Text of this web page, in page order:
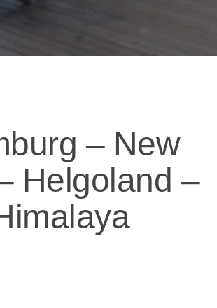
– New
Helgoland –